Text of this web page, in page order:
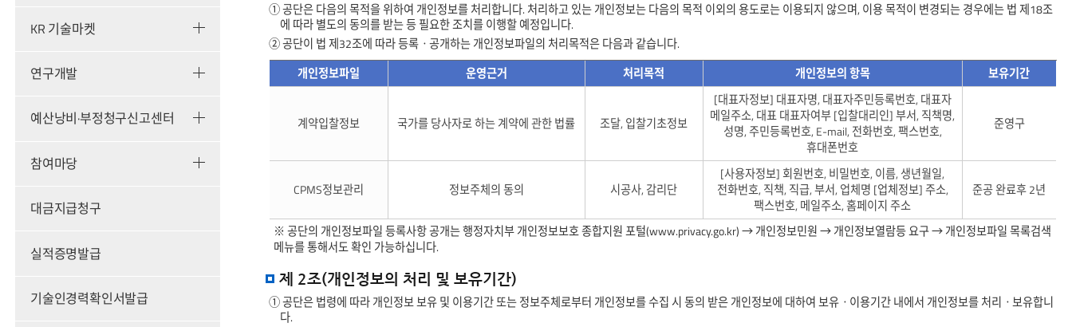
KR 기술마켓
연구개발
예산낭비·부정청구신고센터
참여마당
대금지급청구
실적증명발급
기술인경력확인서발급
① 공단은 다음의 목적을 위하여 개인정보를 처리합니다. 처리하고 있는 개인정보는 다음의 목적 이외의 용도로는 이용되지 않으며, 이용 목적이 변경되는 경우에는 법 제18조
에 따라 별도의 동의를 받는 등 필요한 조치를 이행할 예정입니다.
② 공단이 법 제32조에 따라 등록ㆍ공개하는 개인정보파일의 처리목적은 다음과 같습니다.
정보에
개인정보파일,
처리목적,
개인정보의
항목,
보유기간에
대한
정보를
제공합니다.
개인정보파일 운영근거 처리목적 개인정보의 항목 보유기간
계약입찰정보 국가를 당사자로 하는 계약에 관한 법률 조달, 입찰기초정보
[대표자정보] 대표자명, 대표자주민등록번호, 대표자
메일주소, 대표 대표자여부 [입찰대리인] 부서, 직책명,
성명, 주민등록번호, E-mail, 전화번호, 팩스번호,
휴대폰번호
준영구
CPMS정보관리 정보주체의 동의 시공사, 감리단
[사용자정보] 회원번호, 비밀번호, 이름, 생년월일,
전화번호, 직책, 직급, 부서, 업체명 [업체정보] 주소,
팩스번호, 메일주소, 홈페이지 주소
준공 완료후 2년
※ 공단의 개인정보파일 등록사항 공개는 행정자치부 개인정보보호 종합지원 포털(www.privacy.go.kr) → 개인정보민원 → 개인정보열람등 요구 → 개인정보파일 목록검색
메뉴를 통해서도 확인 가능하십니다.
제 2조(개인정보의 처리 및 보유기간)
① 공단은 법령에 따라 개인정보 보유 및 이용기간 또는 정보주체로부터 개인정보를 수집 시 동의 받은 개인정보에 대하여 보유ㆍ이용기간 내에서 개인정보를 처리ㆍ보유합니
다.